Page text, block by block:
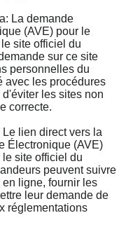
La demande
(AVE) pour le
site officiel du
sur ce site
personnelles du
avec les procédures
les sites non
correcte.
lien direct vers la
Électronique (AVE)
site officiel du
peuvent suivre
ligne, fournir les
leur demande de
réglementations